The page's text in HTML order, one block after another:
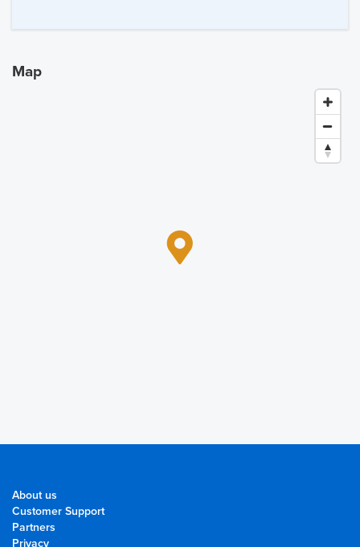
Map
About us
Customer Support
Partners
Privacy